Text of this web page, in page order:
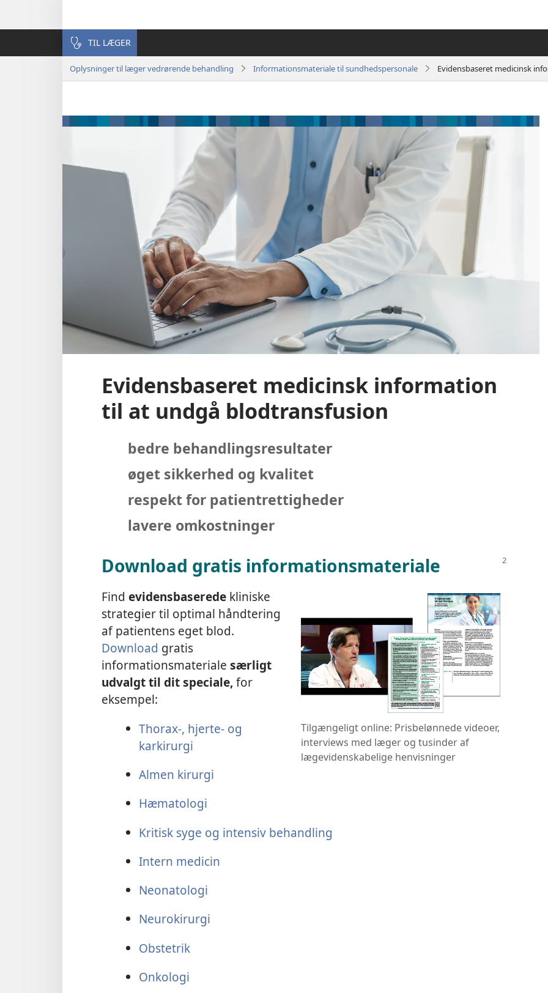
TIL LÆGER
Oplysninger til læger vedrørende behandling Informationsmateriale til sundhedspersonale Evidensbaseret medicinsk
Evidensbaseret medicinsk information
til at undgå blodtransfusion
bedre behandlingsresultater
øget sikkerhed og kvalitet
respekt for patientrettigheder
lavere omkostninger
Download gratis informationsmateriale
Tilgængeligt online: Prisbelønnede videoer,
interviews med læger og tusinder af
lægevidenskabelige henvisninger
Find evidensbaserede kliniske
strategier til optimal håndtering
af patientens eget blod.
Download gratis
informationsmateriale særligt
udvalgt til dit speciale,for
eksempel:
Thorax-, hjerte- og
karkirurgi
Almen kirurgi
Hæmatologi
Kritisk syge og intensiv behandling
Intern medicin
Neonatologi
Neurokirurgi
Obstetrik
Onkologi